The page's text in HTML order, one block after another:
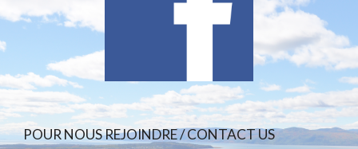
POUR NOUS REJOINDRE / CONTACT US